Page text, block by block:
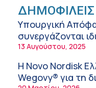
ή air-condition το
11:34 πμ
Randy Schekman,
«Σε πέντε χρόνια
θεραπεία που
Πάρκινσον»
9:24 πμ
Αντώνης
ΔΗΜΟΦΙΛΕΙΣ
Υπουργική
συνεργάζονται
νοσοκομεία του
13 Αυγούστου, 2025
Η Novo Nordisk
Wegovy® για τη